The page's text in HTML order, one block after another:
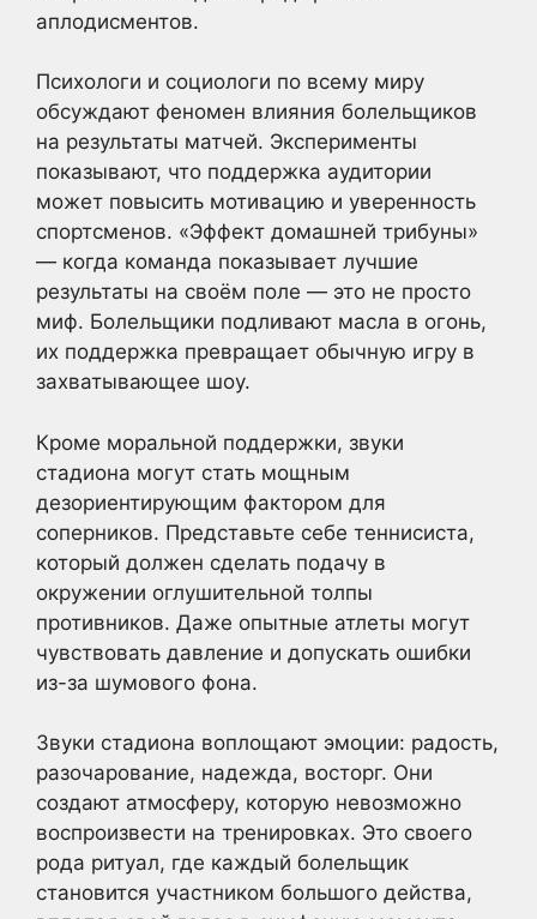
аплодисментов.
Психологи и социологи по всему миру
обсуждают феномен влияния болельщиков
на результаты матчей. Эксперименты
показывают, что поддержка аудитории
может повысить мотивацию и уверенность
спортсменов. «Эффект домашней трибуны»
— когда команда показывает лучшие
результаты на своём поле — это не просто
миф. Болельщики подливают масла в огонь,
их поддержка превращает обычную игру в
захватывающее шоу.
Кроме моральной поддержки, звуки
стадиона могут стать мощным
дезориентирующим фактором для
соперников. Представьте себе теннисиста,
который должен сделать подачу в
окружении оглушительной толпы
противников. Даже опытные атлеты могут
чувствовать давление и допускать ошибки
из-за шумового фона.
Звуки стадиона воплощают эмоции: радость,
разочарование, надежда, восторг. Они
создают атмосферу, которую невозможно
воспроизвести на тренировках. Это своего
рода ритуал, где каждый болельщик
становится участником большого действа,